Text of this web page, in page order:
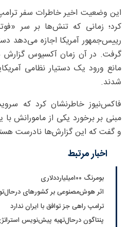
کرد؛ زمانی که تنش‌ها بر سر
رییس‌جمهور آمریکا اجازه می‌دهد
گرفت. در آن زمان آکسیوس گزارش
مانع ورود یک دستیار نظامی
شدند.
فاکس‌نیوز خاطرنشان کرد که
مبنی بر برخورد یکی از مامورانش
و گفت که این گزارش‌ها نادرست
اخبار مرتبط
بومرنگ ۱۰۰میلیارددلاری
اثر هوش‌مصنوعی بر کشورهای
ترامپ راهی جز توافق با ایران ندارد
پنتاگون درحال‌تهیه پیش‌نویس